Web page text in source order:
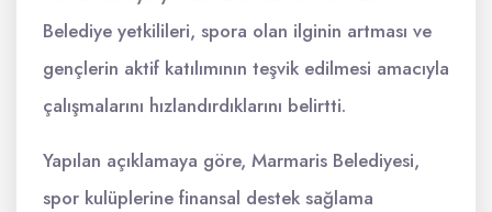
Belediye yetkilileri, spora olan ilginin artması ve
gençlerin aktif katılımının teşvik edilmesi amacıyla
çalışmalarını hızlandırdıklarını belirtti.
Yapılan açıklamaya göre, Marmaris Belediyesi,
spor kulüplerine finansal destek sağlama